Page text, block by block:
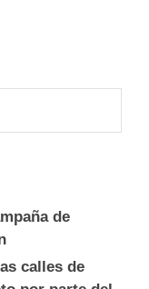
de
calles de